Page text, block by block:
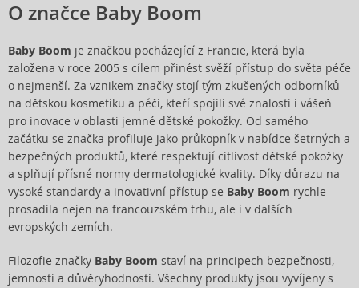
O značce Baby Boom
Baby Boom je značkou pocházející z Francie, která byla
založena v roce 2005 s cílem přinést svěží přístup do světa péče
o nejmenší. Za vznikem značky stojí tým zkušených odborníků
na dětskou kosmetiku a péči, kteří spojili své znalosti i vášeň
pro inovace v oblasti jemné dětské pokožky. Od samého
začátku se značka profiluje jako průkopník v nabídce šetrných a
bezpečných produktů, které respektují citlivost dětské pokožky
a splňují přísné normy dermatologické kvality. Díky důrazu na
vysoké standardy a inovativní přístup se Baby Boom rychle
prosadila nejen na francouzském trhu, ale i v dalších
evropských zemích.
Filozofie značky Baby Boom staví na principech bezpečnosti,
jemnosti a důvěryhodnosti. Všechny produkty jsou vyvíjeny s